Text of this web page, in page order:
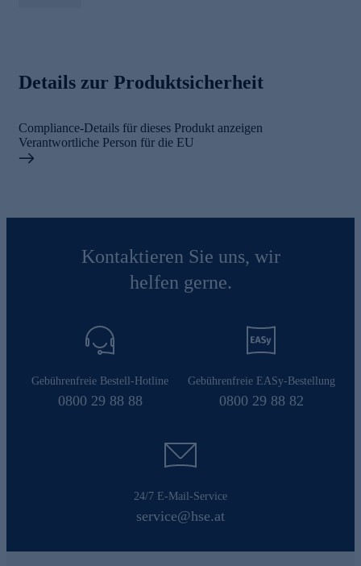
Details zur Produktsicherheit
Compliance-Details für dieses Produkt anzeigen
Verantwortliche Person für die EU
Kontaktieren Sie uns, wir
helfen gerne.
Gebührenfreie Bestell-Hotline
0800 29 88 88
Gebührenfreie EASy-Bestellung
0800 29 88 82
24/7 E-Mail-Service
service@hse.at